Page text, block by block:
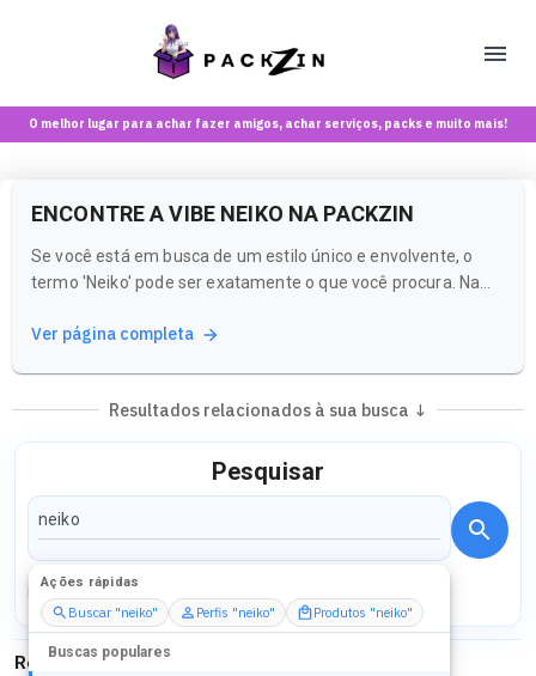
O melhor lugar para achar fazer amigos, achar serviços, packs e muito mais!
ENCONTRE A VIBE NEIKO NA PACKZIN
Se você está em busca de um estilo único e envolvente, o
termo 'Neiko' pode ser exatamente o que você procura. Na
você pode explorar conteúdos e criadoras que capturam
Ver página completa
Resultados relacionados à sua busca ↓
Pesquisar
Ações rápidas
Buscar "neiko" Perfis "neiko" Produtos "neiko"
Buscas populares
Perfis
Resultados para"neiko